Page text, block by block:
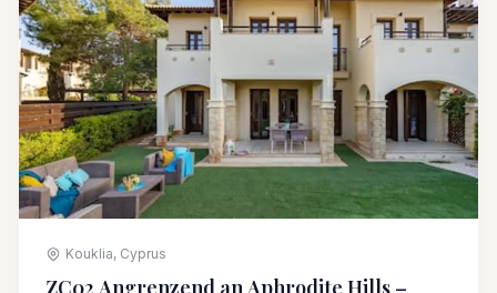
Kouklia, Cyprus
ZC02 Angrenzend an Aphrodite Hills –